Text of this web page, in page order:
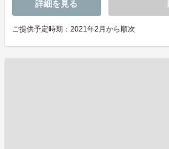
詳細を見る
ご提供予定時期：2021年2月から順次